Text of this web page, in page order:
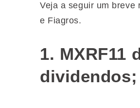
Veja a seguir um breve
e Fiagros.
1. MXRF11